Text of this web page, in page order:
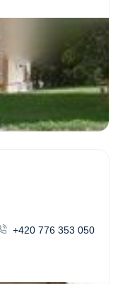
+420 776 353 050